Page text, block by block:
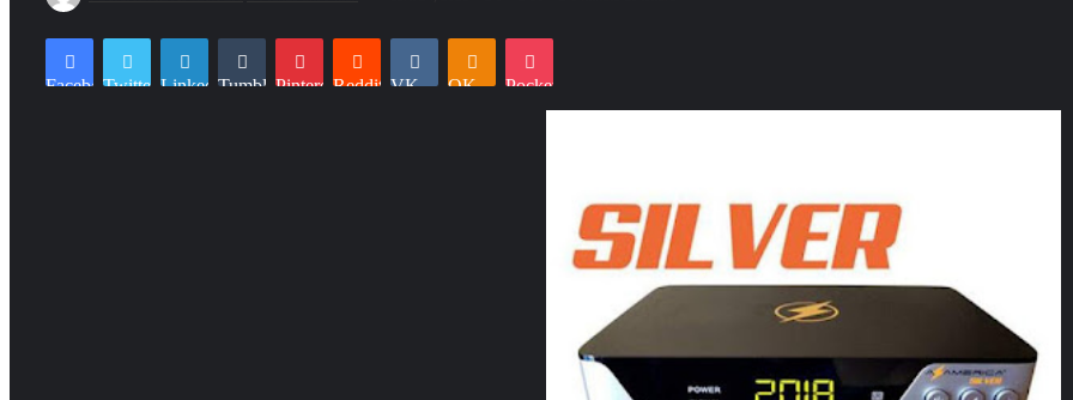
FacebookTwitter LinkedinTumblr PinterestReddit VK OK Pocket